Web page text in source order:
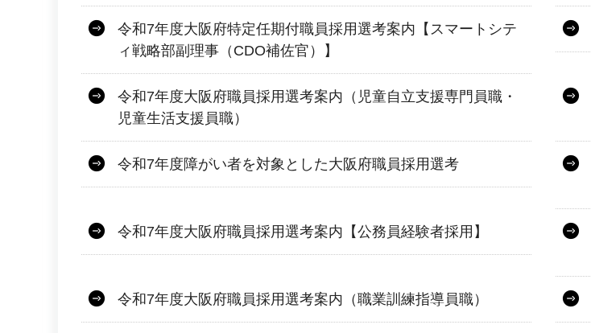
令和7年度大阪府特定任期付職員採用選考案内【スマートシテ
ィ戦略部副理事（CDO補佐官）】
令和7年度大阪府職員採用選考案内（児童自立支援専門員職・
児童生活支援員職）
令和7年度障がい者を対象とした大阪府職員採用選考
令和7年度大阪府職員採用選考案内【公務員経験者採用】
令和7年度大阪府職員採用選考案内（職業訓練指導員職）